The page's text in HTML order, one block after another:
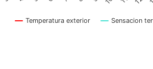
Temperatura exterior Sensacion